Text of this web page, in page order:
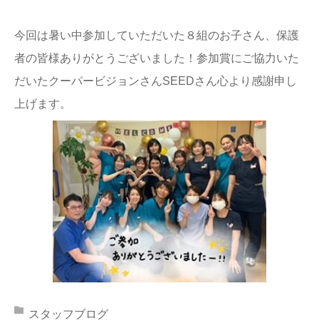
今回は暑い中参加していただいた８組のお子さん、保護
者の皆様ありがとうございました！参加賞にご協力いた
だいたクーパービジョンさんSEEDさん心より感謝申し
上げます。
スタッフブログ